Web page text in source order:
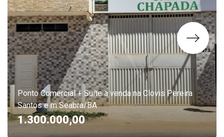
Ponto Comercial + Suíte a venda na Clovis Pereira
Santos e m Seabra/BA
1.300.000,00